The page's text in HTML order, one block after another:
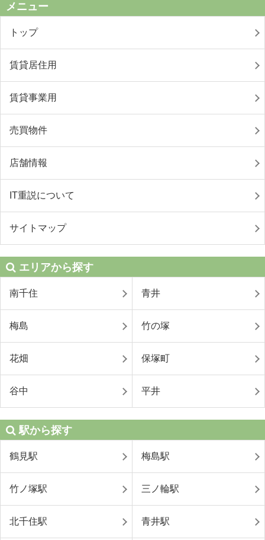
メニュー
トップ
賃貸居住用
賃貸事業用
売買物件
店舗情報
IT重説について
サイトマップ
エリアから探す
南千住 青井
梅島 竹の塚
花畑 保塚町
谷中 平井
駅から探す
鶴見駅 梅島駅
竹ノ塚駅 三ノ輪駅
北千住駅 青井駅